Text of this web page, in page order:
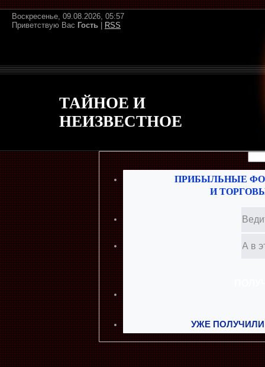
Воскресенье, 09.08.2026, 05:57
Приветствую Вас Гость RSS
ТАЙНОЕ И
НЕИЗВЕСТНОЕ
ПРИБЫЛЬНЫЕ
И
УЖЕ